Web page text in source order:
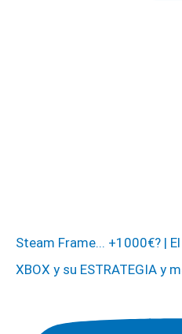
Steam Frame... +1000€? |
XBOX y su ESTRATEGIA y